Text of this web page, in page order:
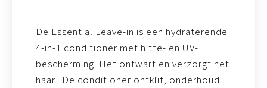
De Essential Leave-in is een hydraterende
4-in-1 conditioner met hitte- en UV-
bescherming. Het ontwart en verzorgt het
haar. De conditioner ontklit, onderhoud